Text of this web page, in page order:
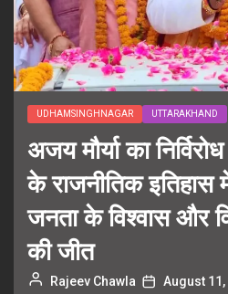
UDHAMSINGHNAGAR UTTARAKHAND
अजय मौर्या का
के राजनीतिक इतिहास
जनता के विश्वास और
की जीत
Rajeev Chawla August 11,